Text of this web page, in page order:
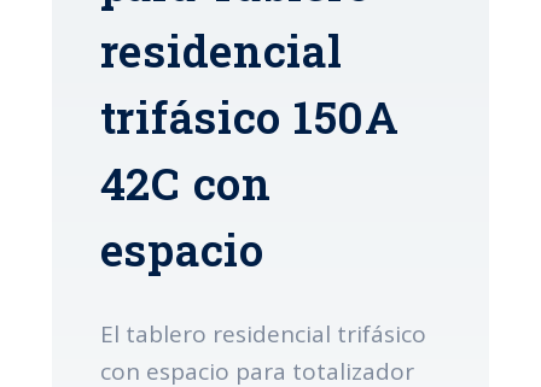
residencial
trifásico 150A
42C con
espacio
El tablero residencial trifásico
con espacio para totalizador